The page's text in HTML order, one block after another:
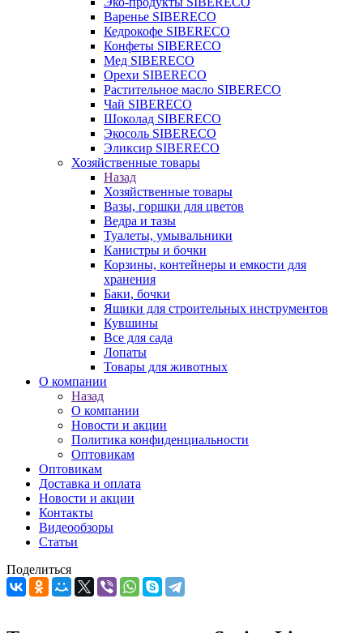
Варенье SIBERECO
Кедрокофе SIBERECO
Конфеты SIBERECO
Мед SIBERECO
Орехи SIBERECO
Растительное масло SIBERECO
Чай SIBERECO
Шоколад SIBERECO
Экосоль SIBERECO
Эликсир SIBERECO
Хозяйственные товары
Назад
Хозяйственные товары
Вазы, горшки для цветов
Ведра и тазы
Туалеты, умывальники
Канистры и бочки
Корзины, контейнеры и емкости для
хранения
Баки, бочки
Ящики для строительных инструментов
Кувшины
Все для сада
Лопаты
Товары для животных
О компании
Назад
О компании
Новости и акции
Политика конфиденциальности
Оптовикам
Оптовикам
Доставка и оплата
Новости и акции
Контакты
Видеообзоры
Статьи
Поделиться